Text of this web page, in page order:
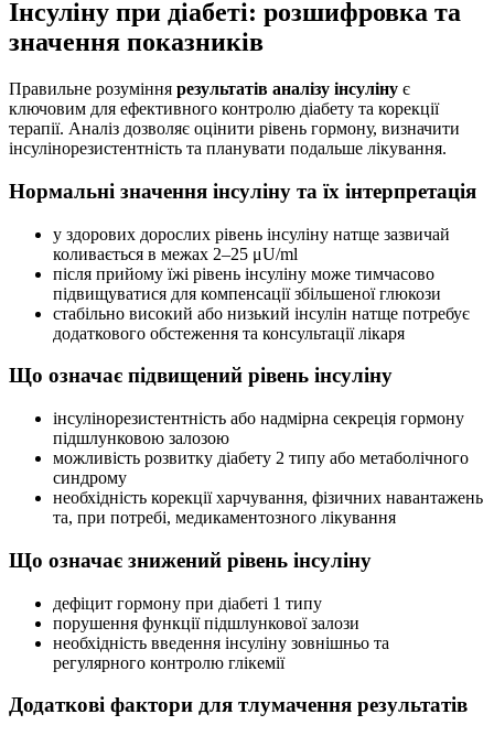
Інсуліну при діабеті: розшифровка та
значення показників
Правильне розуміння результатів аналізу інсуліну є
ключовим для ефективного контролю діабету та корекції
терапії. Аналіз дозволяє оцінити рівень гормону, визначити
інсулінорезистентність та планувати подальше лікування.
Нормальні значення інсуліну та їх інтерпретація
у здорових дорослих рівень інсуліну натще зазвичай
коливається в межах 2–25 μU/ml
після прийому їжі рівень інсуліну може тимчасово
підвищуватися для компенсації збільшеної глюкози
стабільно високий або низький інсулін натще потребує
додаткового обстеження та консультації лікаря
Що означає підвищений рівень інсуліну
інсулінорезистентність або надмірна секреція гормону
підшлунковою залозою
можливість розвитку діабету 2 типу або метаболічного
синдрому
необхідність корекції харчування, фізичних навантажень
та, при потребі, медикаментозного лікування
Що означає знижений рівень інсуліну
дефіцит гормону при діабеті 1 типу
порушення функції підшлункової залози
необхідність введення інсуліну зовнішньо та
регулярного контролю глікемії
Додаткові фактори для тлумачення результатів